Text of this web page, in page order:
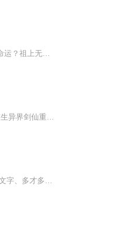
安平前世一个普通的社畜，一个普通人穿越斗罗大陆。没有金手指的安平该如何在斗罗大陆改变自己的命运？祖上无人拥有魂力，变异出了三级魂力的长剑！没有什么太大的志向的安平，只希望自己生活的世界能变得更加美好。Ps:武魂殿立场
【抢先听全集加 主 播q q：170 09 314 57 】重生异界剑仙重生异界剑仙重生异界剑仙重生异界剑仙重生异界剑仙重生异界剑仙重生异界剑仙重生异界剑仙重生异界剑仙重生异界剑仙重生异界剑仙重生异界剑仙重生异界剑仙重生异界剑仙重生异界剑仙重生异界剑仙重生异界剑仙重生异界剑仙重生异界剑仙重生异界剑仙重生异界剑仙重生异界剑仙重生异界剑仙重生异界剑仙重生异界剑仙重生异界剑仙重生异界剑仙重生异界剑仙重生异界剑仙重生异界剑仙重生异界剑仙重生异界剑仙重生异界剑仙重生异界剑仙重生异...
亲爱的小朋友们,快来到我们奇妙梦幻的童话世界里吧，这里有神奇的草莓房子、会跑的仙人球、会飞的文字、多才多艺的仓鼠、海边的小不点儿、委屈的黑哨、强大的剿鼠部队、以及没写完的作业变成的大怪物.......